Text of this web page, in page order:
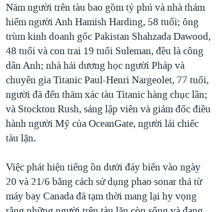
Năm người trên tàu bao gồm tỷ phú và nhà thám
hiểm người Anh Hamish Harding, 58 tuổi; ông
trùm kinh doanh gốc Pakistan Shahzada Dawood,
48 tuổi và con trai 19 tuổi Suleman, đều là công
dân Anh; nhà hải dương học người Pháp và
chuyên gia Titanic Paul-Henri Nargeolet, 77 tuổi,
người đã đến thăm xác tàu Titanic hàng chục lần;
và Stockton Rush, sáng lập viên và giám đốc điều
hành người Mỹ của OceanGate, người lái chiếc
tàu lặn.
Việc phát hiện tiếng ồn dưới đáy biển vào ngày
20 và 21/6 bằng cách sử dụng phao sonar thả từ
máy bay Canada đã tạm thời mang lại hy vọng